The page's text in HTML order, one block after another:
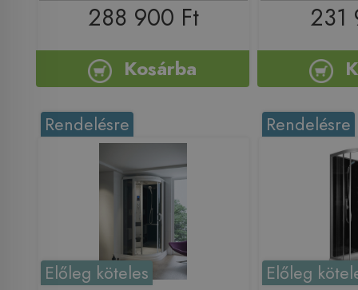
288 900 Ft
Kosárba
231
Rendelésre
Előleg köteles
Rendelésre
Előleg